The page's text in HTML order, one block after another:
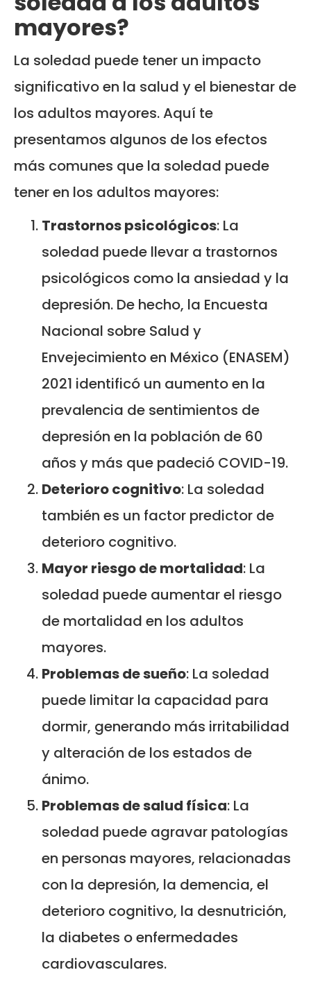
mayores?
La soledad puede tener un impacto
significativo en la salud y el bienestar de
los adultos mayores. Aquí te
presentamos algunos de los efectos
más comunes que la soledad puede
tener en los adultos mayores:
Trastornos psicológicos: La
soledad puede llevar a trastornos
psicológicos como la ansiedad y la
depresión. De hecho, la Encuesta
Nacional sobre Salud y
Envejecimiento en México (ENASEM)
2021 identificó un aumento en la
prevalencia de sentimientos de
depresión en la población de 60
años y más que padeció COVID-19.
Deterioro cognitivo: La soledad
también es un factor predictor de
deterioro cognitivo.
Mayor riesgo de mortalidad: La
soledad puede aumentar el riesgo
de mortalidad en los adultos
mayores.
Problemas de sueño: La soledad
puede limitar la capacidad para
dormir, generando más irritabilidad
y alteración de los estados de
ánimo.
Problemas de salud física: La
soledad puede agravar patologías
en personas mayores, relacionadas
con la depresión, la demencia, el
deterioro cognitivo, la desnutrición,
la diabetes o enfermedades
cardiovasculares.